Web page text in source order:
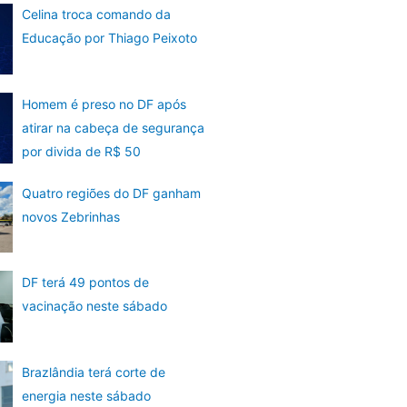
Celina troca comando da
Educação por Thiago Peixoto
Homem é preso no DF após
atirar na cabeça de segurança
por divida de R$ 50
Quatro regiões do DF ganham
novos Zebrinhas
DF terá 49 pontos de
vacinação neste sábado
Brazlândia terá corte de
energia neste sábado